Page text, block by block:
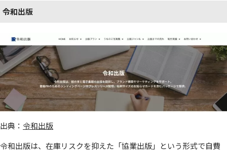
令和出版
出典： 令和出版
令和出版は、在庫リスクを抑えた「協業出版」という形式で自費